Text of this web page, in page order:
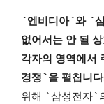
`엔비디아`와 `
없어서는 안 될
각자의 영역에서
경쟁`을 펼칩니
위해 `삼성전자`